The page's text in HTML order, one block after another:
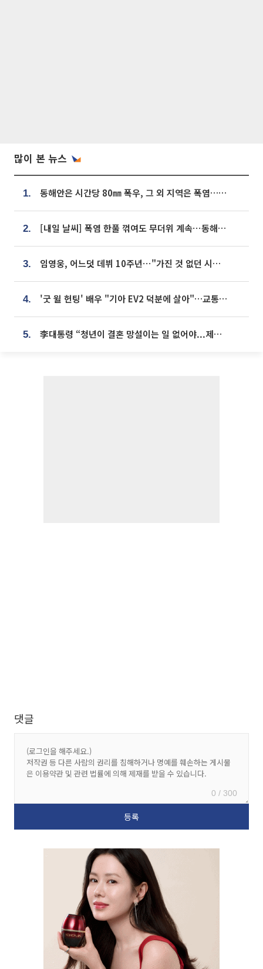
많이 본 뉴스
1. 동해안은 시간당 80㎜ 폭우, 그 외 지역은 폭염…‘극과 극 날씨’
2. [내일 날씨] 폭염 한풀 꺾여도 무더위 계속⋯동해안 이틀 연속 비
3. 임영웅, 어느덧 데뷔 10주년⋯"가진 것 없던 시절, 내 앞엔 20명의 팬뿐"
4. '굿 윌 헌팅' 배우 "기아 EV2 덕분에 살아"…교통사고 후 안전성 극찬
5. 李대통령 “청년이 결혼 망설이는 일 없어야...제도상 불이익 조사”
댓글
0 / 300